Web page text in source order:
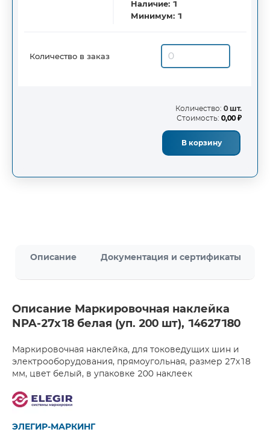
Наличие: 1
Минимум: 1
Количество в заказ
Количество: 0 шт.
Стоимость: 0,00 ₽
В корзину
Описание Документация и сертификаты
Описание Маркировочная наклейка
NPA-27х18 белая (уп. 200 шт), 14627180
Маркировочная наклейка, для токоведущих шин и
электрооборудования, прямоугольная, размер 27х18
мм, цвет белый, в упаковке 200 наклеек
ЭЛЕГИР-МАРКИНГ